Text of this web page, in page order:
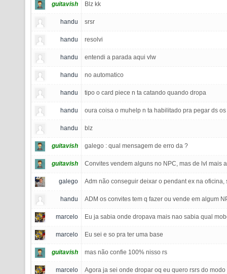
guitavish Blz kk
handu srsr
handu resolvi
handu entendi a parada aqui vlw
handu no automatico
handu tipo o card piece n ta catando quando dropa
handu oura coisa o muhelp n ta habilitado pra pegar ds
handu blz
guitavish galego : qual mensagem de erro da ?
guitavish Convites vendem alguns no NPC, mas de lvl mais
galego Adm não conseguir deixar o pendant ex na oficina,
handu ADM os convites tem q fazer ou vende em algum
marcelo Eu ja sabia onde dropava mais nao sabia qual
marcelo Eu sei e so pra ter uma base
guitavish mas não confie 100% nisso rs
marcelo Agora ja sei onde dropar oq eu quero rsrs do modo